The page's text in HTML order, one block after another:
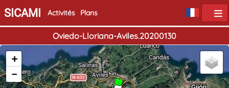
SICAMI Activités Plans
Oviedo-Lloriana-Aviles.20200130
Fin
+
−